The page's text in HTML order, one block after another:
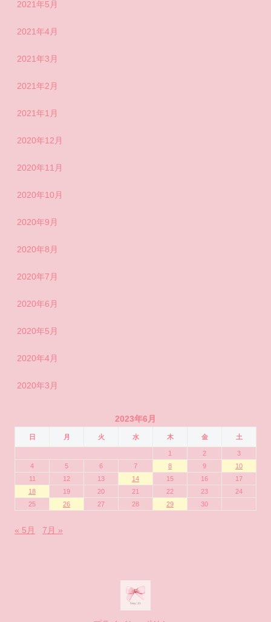
2021年5月
2021年4月
2021年3月
2021年2月
2021年1月
2020年12月
2020年11月
2020年10月
2020年9月
2020年8月
2020年7月
2020年6月
2020年5月
2020年4月
2020年3月
2023年6月
日 月 火 水 木 金 土
1 2
3
4
5 6 7 8 9
10
11
12 13 14 15 16
17
18
19 20 21 22 23
24
25
26 27 28 29 30
« 5月 7月 »